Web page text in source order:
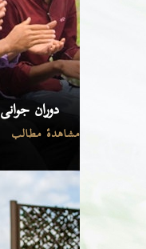
دوران جوانی
مشاهدهٔ مطالب